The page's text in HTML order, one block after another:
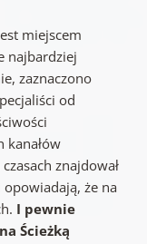
miejscem
najbardziej
zaznaczono
od
kanałów
znajdował
że na
I pewnie
Ścieżką